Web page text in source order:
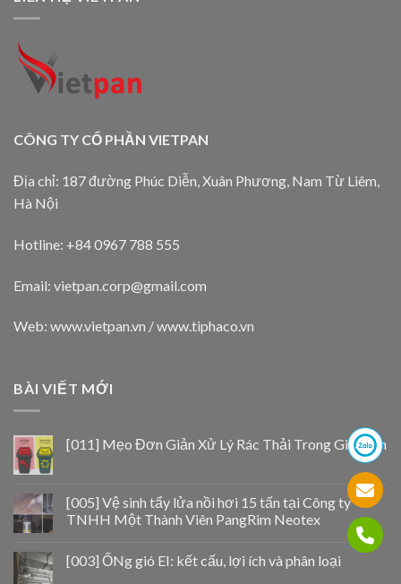
CÔNG TY CỔ PHẦN VIETPAN
Địa chỉ: 187 đường Phúc Diễn, Xuân Phương, Nam Từ Liêm,
Hà Nội
Hotline: +84 0967 788 555
Email: vietpan.corp@gmail.com
Web: www.vietpan.vn / www.tiphaco.vn
BÀI VIẾT MỚI
[011] Mẹo Đơn Giản Xử Lý Rác Thải Trong Gia Đình
[005] Vệ sinh tẩy lửa nồi hơi 15 tấn tại Công ty
TNHH Một Thành Viên PangRim Neotex
[003] ỐNg gió EI: kết cấu, lợi ích và phân loại